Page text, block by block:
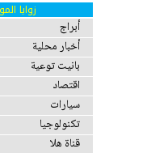
زوايا
أبراج
أخبار محلية
بانيت توعية
اقتصاد
سيارات
تكنولوجيا
قناة هلا